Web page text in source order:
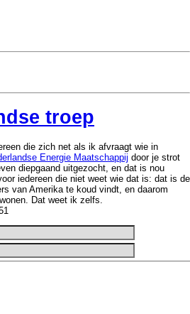
troep
die zich net als ik afvraagt wie in
Energie Maatschappij door je strot
diepgaand uitgezocht, en dat is nou
iedereen die niet weet wie dat is: dat is de
van Amerika te koud vindt, en daarom
Dat weet ik zelfs.